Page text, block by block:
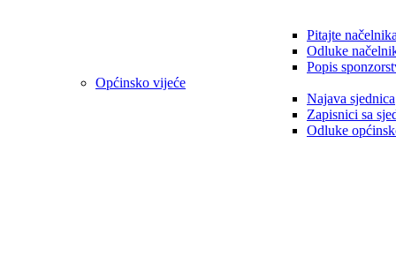
Pitajte
Odluke
Popis
Općinsko vijeće
Najava sjednica
Zapisnici sa
Odluke